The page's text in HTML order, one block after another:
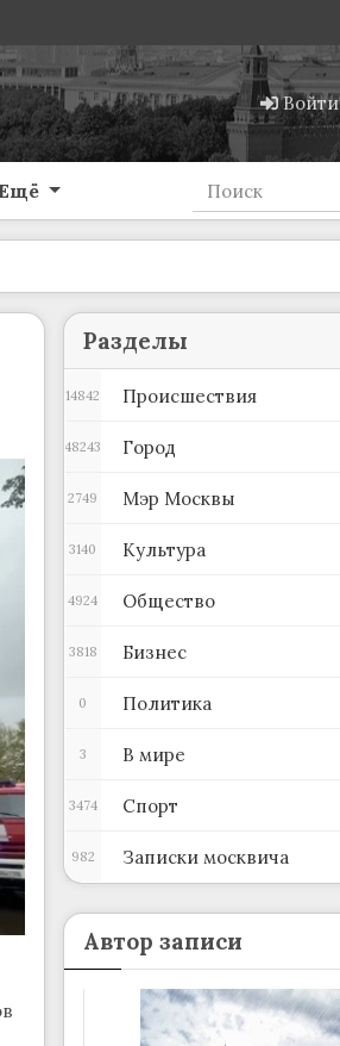
Войти
Разделы
Происшествия
14842
Город
48243
Мэр Москвы
2749
Культура
3140
Общество
4924
Бизнес
3818
Политика
0
В мире
3
Спорт
3474
Записки москвича
982
Автор записи